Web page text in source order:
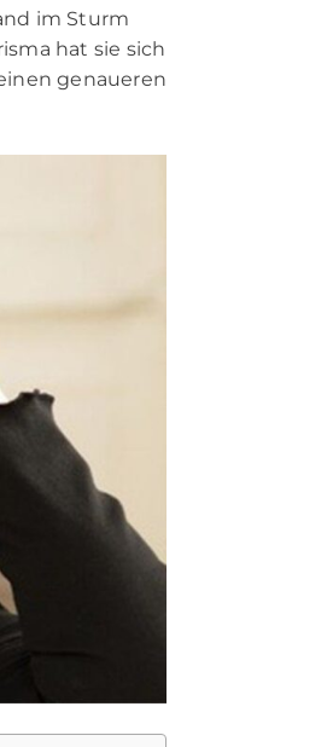
im Sturm
hat sie sich
genaueren